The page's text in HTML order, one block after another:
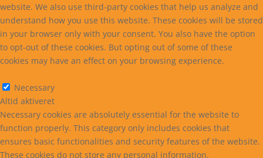
website. We also use third-party cookies that help us analyze and
understand how you use this website. These cookies will be stored
in your browser only with your consent. You also have the option
to opt-out of these cookies. But opting out of some of these
cookies may have an effect on your browsing experience.
Necessary
Altid aktiveret
Necessary cookies are absolutely essential for the website to
function properly. This category only includes cookies that
ensures basic functionalities and security features of the website.
These cookies do not store any personal information.